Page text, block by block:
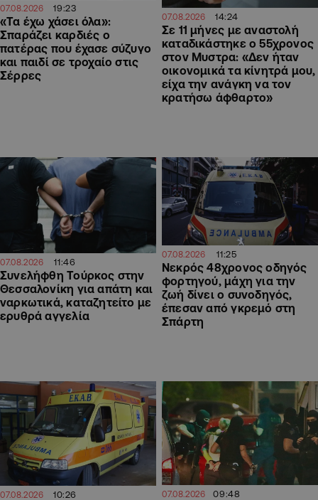
07.08.2026 19:23
«Τα έχω χάσει όλα»:
Σπαράζει καρδιές ο
πατέρας που έχασε σύζυγο
και παιδί σε τροχαίο στις
Σέρρες
07.08.2026 14:24
Σε 11 μήνες με αναστολή
καταδικάστηκε ο 55χρονος
στον Μυστρα: «Δεν ήταν
οικονομικά τα κίνητρά μου,
είχα την ανάγκη να τον
κρατήσω άφθαρτο»
07.08.2026 11:46
Συνελήφθη Τούρκος στην
Θεσσαλονίκη για απάτη και
ναρκωτικά, καταζητείτο με
ερυθρά αγγελία
07.08.2026 11:25
Νεκρός 48χρονος οδηγός
φορτηγού, μάχη για την
ζωή δίνει ο συνοδηγός,
έπεσαν από γκρεμό στη
Σπάρτη
07.08.2026 10:26 07.08.2026 09:48